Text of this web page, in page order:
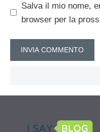
Salva il mio nome,
browser per la